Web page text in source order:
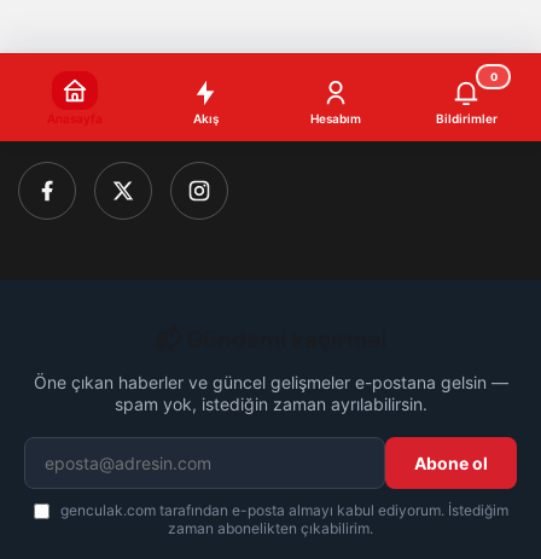
Anasayfa Akış Hesabım Bildirimler
0
2026, © by Gemici.de | Design | Marketing
Kaangemici.de | SEO
Öne çıkan haberler ve güncel gelişmeler e-postana gelsin —
spam yok, istediğin zaman ayrılabilirsin.
Abone ol
genculak.com tarafından e-posta almayı kabul ediyorum. İstediğim
zaman abonelikten çıkabilirim.